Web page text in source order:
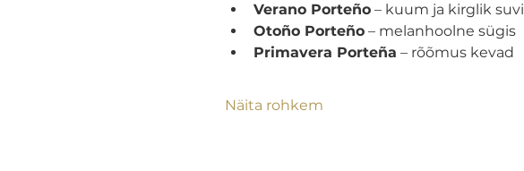
Verano Porteño – kuum ja kirglik suvi
Otoño Porteño – melanhoolne sügis
Primavera Porteña – rõõmus kevad
Näita rohkem